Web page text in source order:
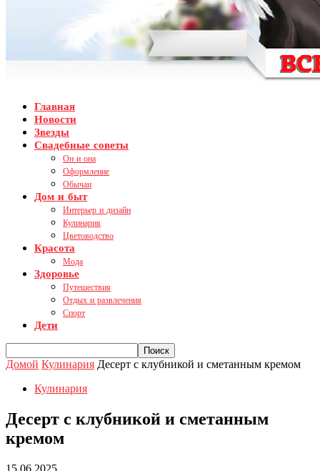
Главная
Новости
Звезды
Свадебные советы
Он и она
Оформление
Обычаи
Дом и быт
Интерьер и дизайн
Кулинария
Цветоводство
Красота
Мода
Здоровье
Путешествия
Отдых и развлечения
Спорт
Дети
Домой Кулинария Десерт с клубникой и сметанным кремом
Кулинария
Десерт с клубникой и сметанным
кремом
15.06.2025